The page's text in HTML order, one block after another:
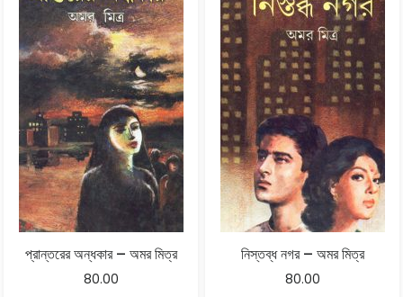
প্রান্তরের অন্ধকার – অমর মিত্র
80.00
নিস্তব্ধ নগর – অমর মিত্র
80.00